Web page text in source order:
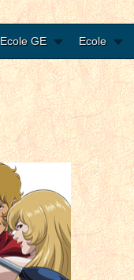
Ecole
Ecole GE